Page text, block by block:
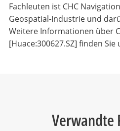
Fachleuten ist CHC
Geospatial-Industrie und
Weitere Informationen über
[Huace:300627.SZ] finden
Verwandte